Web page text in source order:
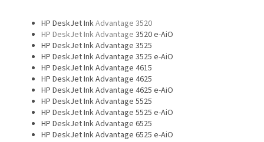
HP DeskJet InkAdvantage 3520
HP DeskJet Ink Advantage 3520 e-AiO
HP DeskJet Ink Advantage 3525
HP DeskJet Ink Advantage 3525 e-AiO
HP DeskJet Ink Advantage 4615
HP DeskJet Ink Advantage 4625
HP DeskJet Ink Advantage 4625 e-AiO
HP DeskJet Ink Advantage 5525
HP DeskJet Ink Advantage 5525 e-AiO
HP DeskJet Ink Advantage 6525
HP DeskJet Ink Advantage 6525 e-AiO